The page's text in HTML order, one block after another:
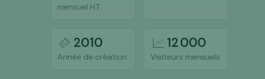
mensuel HT
2010
Année de création
12 000
Visiteurs mensuels